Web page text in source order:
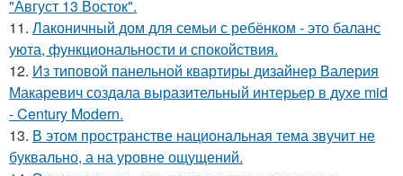
"Август 13 Восток".
11. Лаконичный дом для семьи с ребёнком - это баланс
уюта, функциональности и спокойствия.
12. Из типовой панельной квартиры дизайнер Валерия
Макаревич создала выразительный интерьер в духе mid
- Century Modern.
13. В этом пространстве национальная тема звучит не
буквально, а на уровне ощущений.